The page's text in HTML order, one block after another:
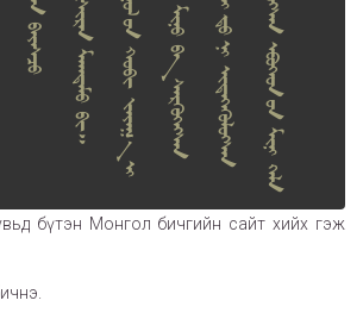
бүтэн Монгол бичгийн сайт хийх гэж